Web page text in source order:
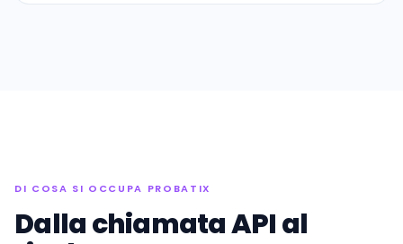
DI COSA SI OCCUPA PROBATIX
Dalla chiamata API al